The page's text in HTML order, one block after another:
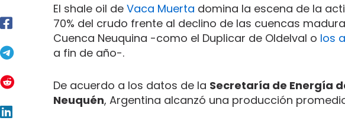
El shale oil de Vaca Muerta domina la escena de la
70% del crudo frente al declino de las cuencas
Cuenca Neuquina -como el Duplicar de Oldelval o los
a fin de año-.
De acuerdo a los datos de la Secretaría de Energía
Neuquén, Argentina alcanzó una producción